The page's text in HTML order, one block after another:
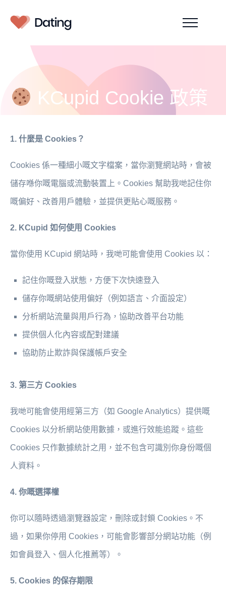
KCupid Cookie 政策
1. 什麼是 Cookies？
Cookies 係一種細小嘅文字檔案，當你瀏覽網站時，會被
儲存喺你嘅電腦或流動裝置上。Cookies 幫助我哋記住你
嘅偏好、改善用戶體驗，並提供更貼心嘅服務。
2. KCupid 如何使用 Cookies
當你使用 KCupid 網站時，我哋可能會使用 Cookies 以：
記住你嘅登入狀態，方便下次快速登入
儲存你嘅網站使用偏好（例如語言、介面設定）
分析網站流量與用戶行為，協助改善平台功能
提供個人化內容或配對建議
協助防止欺詐與保護帳戶安全
3. 第三方 Cookies
我哋可能會使用經第三方（如 Google Analytics）提供嘅
Cookies 以分析網站使用數據，或進行效能追蹤。這些
Cookies 只作數據統計之用，並不包含可識別你身份嘅個
人資料。
4. 你嘅選擇權
你可以隨時透過瀏覽器設定，刪除或封鎖 Cookies。不
過，如果你停用 Cookies，可能會影響部分網站功能（例
如會員登入、個人化推薦等）。
5. Cookies 的保存期限